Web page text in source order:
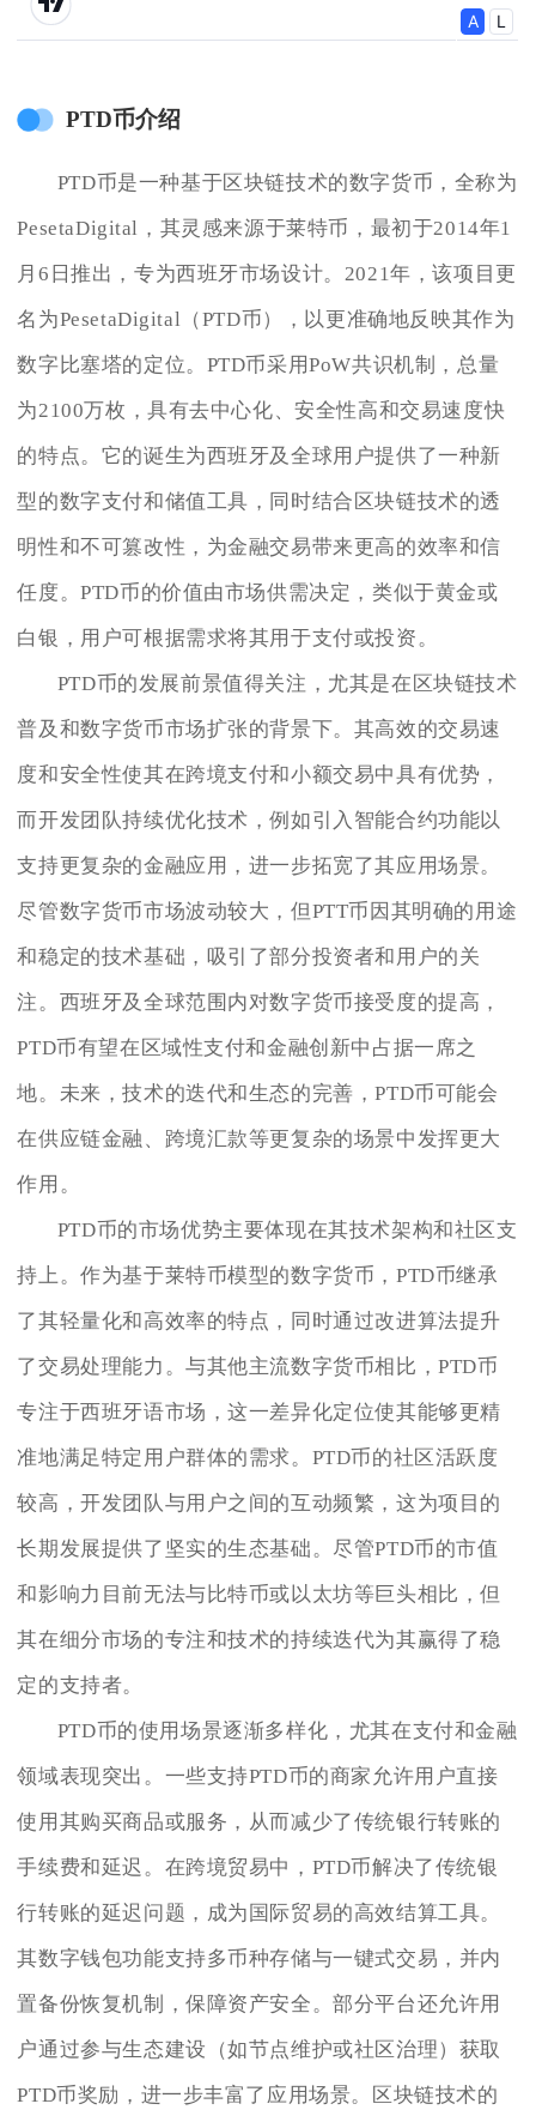
PTD币介绍
PTD币是一种基于区块链技术的数字货币，全称为
PesetaDigital，其灵感来源于莱特币，最初于2014年1
月6日推出，专为西班牙市场设计。2021年，该项目更
名为PesetaDigital（PTD币），以更准确地反映其作为
数字比塞塔的定位。PTD币采用PoW共识机制，总量
为2100万枚，具有去中心化、安全性高和交易速度快
的特点。它的诞生为西班牙及全球用户提供了一种新
型的数字支付和储值工具，同时结合区块链技术的透
明性和不可篡改性，为金融交易带来更高的效率和信
任度。PTD币的价值由市场供需决定，类似于黄金或
白银，用户可根据需求将其用于支付或投资。
PTD币的发展前景值得关注，尤其是在区块链技术
普及和数字货币市场扩张的背景下。其高效的交易速
度和安全性使其在跨境支付和小额交易中具有优势，
而开发团队持续优化技术，例如引入智能合约功能以
支持更复杂的金融应用，进一步拓宽了其应用场景。
尽管数字货币市场波动较大，但PTT币因其明确的用途
和稳定的技术基础，吸引了部分投资者和用户的关
注。西班牙及全球范围内对数字货币接受度的提高，
PTD币有望在区域性支付和金融创新中占据一席之
地。未来，技术的迭代和生态的完善，PTD币可能会
在供应链金融、跨境汇款等更复杂的场景中发挥更大
作用。
PTD币的市场优势主要体现在其技术架构和社区支
持上。作为基于莱特币模型的数字货币，PTD币继承
了其轻量化和高效率的特点，同时通过改进算法提升
了交易处理能力。与其他主流数字货币相比，PTD币
专注于西班牙语市场，这一差异化定位使其能够更精
准地满足特定用户群体的需求。PTD币的社区活跃度
较高，开发团队与用户之间的互动频繁，这为项目的
长期发展提供了坚实的生态基础。尽管PTD币的市值
和影响力目前无法与比特币或以太坊等巨头相比，但
其在细分市场的专注和技术的持续迭代为其赢得了稳
定的支持者。
PTD币的使用场景逐渐多样化，尤其在支付和金融
领域表现突出。一些支持PTD币的商家允许用户直接
使用其购买商品或服务，从而减少了传统银行转账的
手续费和延迟。在跨境贸易中，PTD币解决了传统银
行转账的延迟问题，成为国际贸易的高效结算工具。
其数字钱包功能支持多币种存储与一键式交易，并内
置备份恢复机制，保障资产安全。部分平台还允许用
户通过参与生态建设（如节点维护或社区治理）获取
PTD币奖励，进一步丰富了应用场景。区块链技术的